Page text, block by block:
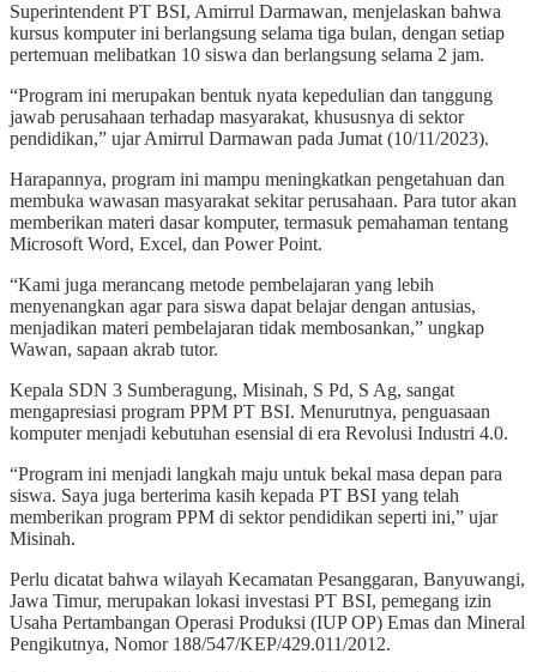
Superintendent PT BSI, Amirrul Darmawan, menjelaskan bahwa
kursus komputer ini berlangsung selama tiga bulan, dengan setiap
pertemuan melibatkan 10 siswa dan berlangsung selama 2 jam.
“Program ini merupakan bentuk nyata kepedulian dan tanggung
jawab perusahaan terhadap masyarakat, khususnya di sektor
pendidikan,” ujar Amirrul Darmawan pada Jumat (10/11/2023).
Harapannya, program ini mampu meningkatkan pengetahuan dan
membuka wawasan masyarakat sekitar perusahaan. Para tutor akan
memberikan materi dasar komputer, termasuk pemahaman tentang
Microsoft Word, Excel, dan Power Point.
“Kami juga merancang metode pembelajaran yang lebih
menyenangkan agar para siswa dapat belajar dengan antusias,
menjadikan materi pembelajaran tidak membosankan,” ungkap
Wawan, sapaan akrab tutor.
Kepala SDN 3 Sumberagung, Misinah, S Pd, S Ag, sangat
mengapresiasi program PPM PT BSI. Menurutnya, penguasaan
komputer menjadi kebutuhan esensial di era Revolusi Industri 4.0.
“Program ini menjadi langkah maju untuk bekal masa depan para
siswa. Saya juga berterima kasih kepada PT BSI yang telah
memberikan program PPM di sektor pendidikan seperti ini,” ujar
Misinah.
Perlu dicatat bahwa wilayah Kecamatan Pesanggaran, Banyuwangi,
Jawa Timur, merupakan lokasi investasi PT BSI, pemegang izin
Usaha Pertambangan Operasi Produksi (IUP OP) Emas dan Mineral
Pengikutnya, Nomor 188/547/KEP/429.011/2012.